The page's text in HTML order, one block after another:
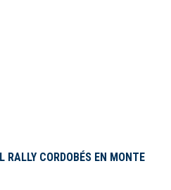
RALLY CORDOBÉS EN MONTE